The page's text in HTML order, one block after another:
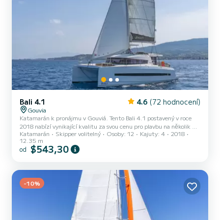
Bali 4.1 4.6 (72 hodnocení)
Gouvia
Katamarán k pronájmu v Gouviá. Tento Bali 4.1 postavený v roce
2018 nabízí vynikající kvalitu za svou cenu pro plavbu na několik dní
nebo dokonce několik týdnů. Loď má 4 kabiny s celkovým
komfortem a kapacitou cestujících. S celkovou délkou 12 metrů a
výkonem 80 koní bude vaším nejlepším přítelem při trávení
Autopilot, Závěsný motor, USB zástrčka, Elektrický naviják,
Bluetooth p...
Katamarán Skipper volitelný Osoby: 12 Kajuty: 4
2018
12.35 m
od $543,30
-10%